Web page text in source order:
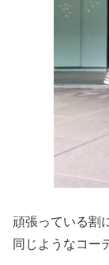
頑張っている割
同じようなコー